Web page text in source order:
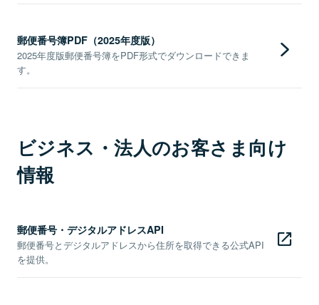
郵便番号簿PDF（2025年度版）
2025年度版郵便番号簿をPDF形式でダウンロードできま
す。
ビジネス・法人のお客さま向け
情報
郵便番号・デジタルアドレスAPI
郵便番号とデジタルアドレスから住所を取得できる公式API
を提供。